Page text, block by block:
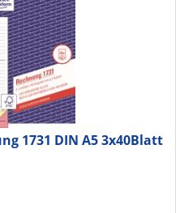
1731 DIN A5 3x40Blatt